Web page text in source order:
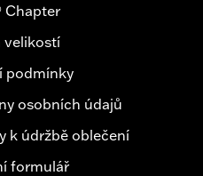
Chapter
velikostí
podmínky
osobních údajů
k údržbě oblečení
formulář